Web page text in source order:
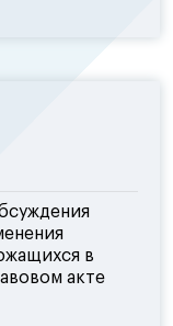
в
акте